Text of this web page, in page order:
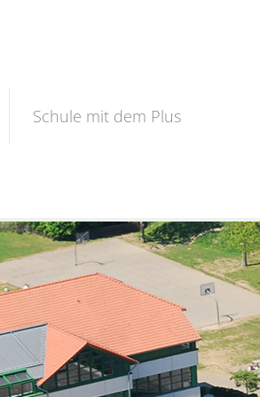
Schule mit dem Plus
Schwerpunkte